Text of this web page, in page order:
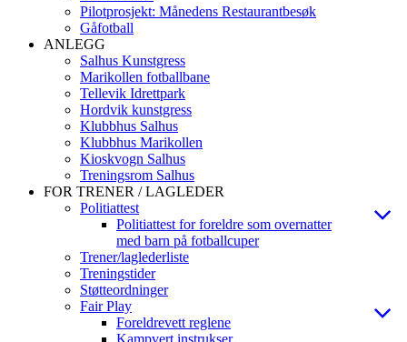
Pilotprosjekt: Månedens Restaurantbesøk
Gåfotball
ANLEGG
Salhus Kunstgress
Marikollen fotballbane
Tellevik Idrettpark
Hordvik kunstgress
Klubbhus Salhus
Klubbhus Marikollen
Kioskvogn Salhus
Treningsrom Salhus
FOR TRENER / LAGLEDER
Politiattest
Politiattest for foreldre som overnatter
med barn på fotballcuper
Trener/laglederliste
Treningstider
Støtteordninger
Fair Play
Foreldrevett reglene
Kampvert instrukser